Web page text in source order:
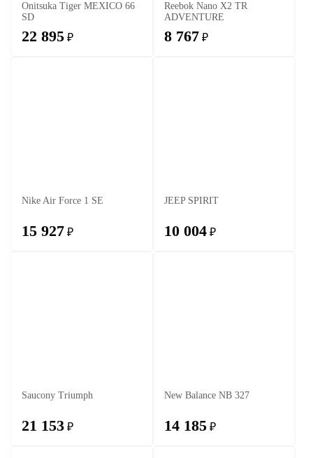
Onitsuka Tiger MEXICO 66
SD
22 895 ₽
Reebok Nano X2 TR
ADVENTURE
8 767 ₽
Nike Air Force 1 SE
15 927 ₽
JEEP SPIRIT
10 004 ₽
Saucony Triumph
21 153 ₽
New Balance NB 327
14 185 ₽